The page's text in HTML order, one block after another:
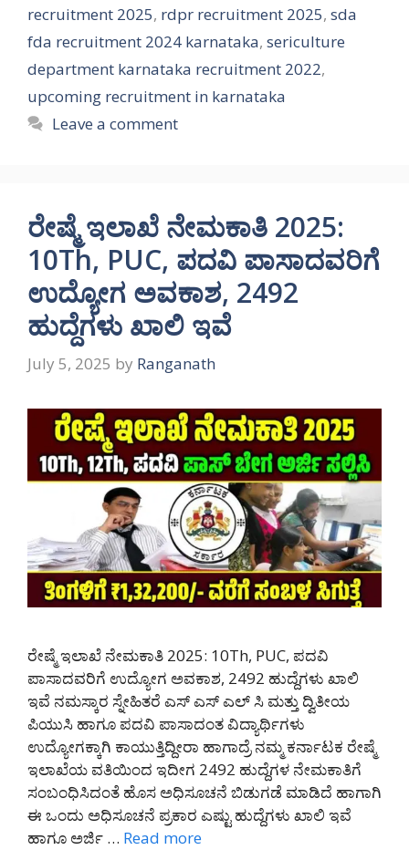
recruitment 2025, rdpr recruitment 2025, sda
fda recruitment 2024 karnataka, sericulture
department karnataka recruitment 2022,
upcoming recruitment in karnataka
Leave a comment
ರೇಷ್ಮೆ ಇಲಾಖೆ ನೇಮಕಾತಿ 2025:
10Th, PUC, ಪದವಿ ಪಾಸಾದವರಿಗೆ
ಉದ್ಯೋಗ ಅವಕಾಶ, 2492
ಹುದ್ದೆಗಳು ಖಾಲಿ ಇವೆ
July 5, 2025 by Ranganath
ರೇಷ್ಮೆ ಇಲಾಖೆ ನೇಮಕಾತಿ 2025: 10Th, PUC, ಪದವಿ
ಪಾಸಾದವರಿಗೆ ಉದ್ಯೋಗ ಅವಕಾಶ, 2492 ಹುದ್ದೆಗಳು ಖಾಲಿ
ಇವೆ ನಮಸ್ಕಾರ ಸ್ನೇಹಿತರೆ ಎಸ್ ಎಸ್ ಎಲ್ ಸಿ ಮತ್ತು ದ್ವಿತೀಯ
ಪಿಯುಸಿ ಹಾಗೂ ಪದವಿ ಪಾಸಾದಂತ ವಿದ್ಯಾರ್ಥಿಗಳು
ಉದ್ಯೋಗಕ್ಕಾಗಿ ಕಾಯುತ್ತಿದ್ದೀರಾ ಹಾಗಾದ್ರೆ ನಮ್ಮ ಕರ್ನಾಟಕ ರೇಷ್ಮೆ
ಇಲಾಖೆಯ ವತಿಯಿಂದ ಇದೀಗ 2492 ಹುದ್ದೆಗಳ ನೇಮಕಾತಿಗೆ
ಸಂಬಂಧಿಸಿದಂತೆ ಹೊಸ ಅಧಿಸೂಚನೆ ಬಿಡುಗಡೆ ಮಾಡಿದೆ ಹಾಗಾಗಿ
ಈ ಒಂದು ಅಧಿಸೂಚನೆ ಪ್ರಕಾರ ಎಷ್ಟು ಹುದ್ದೆಗಳು ಖಾಲಿ ಇವೆ
ಹಾಗೂ ಅರ್ಜಿ … Read more